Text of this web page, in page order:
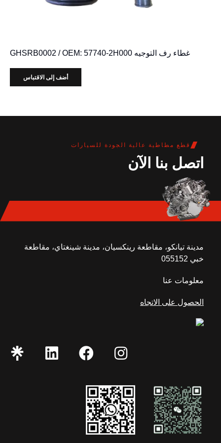
غطاء رف التوجيه GHSRB0002 / OEM: 57740-2H000
أضف إلى الاقتباس
قطع مطاطية عالية الجودة للسيارات
اتصل بنا الآن
مدينة تيانكو، مقاطعة رينكسيان، مدينة شينغتاي، مقاطعة
خبي 055152
معلومات عنا
الحصول على الاتجاه